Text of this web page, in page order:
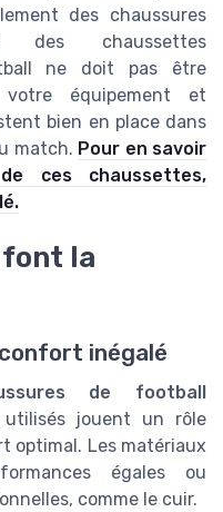
des chaussures
des chaussettes
ne doit pas être
équipement et
bien en place dans
match. Pour en savoir
ces chaussettes,
la
inégalé
de football
jouent un rôle
optimal. Les matériaux
égales ou
comme le cuir.